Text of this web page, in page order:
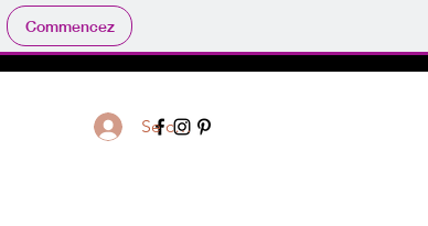
Commencez
Se connecter